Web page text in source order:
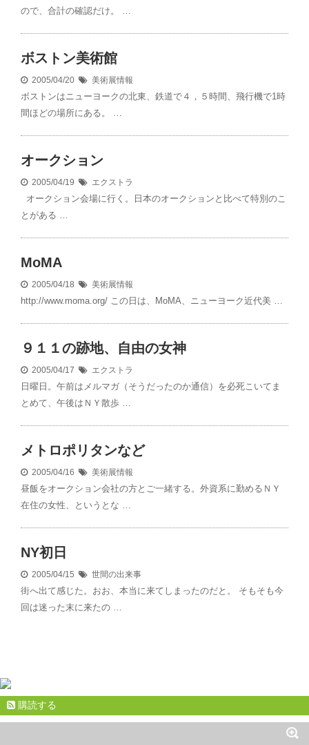
ので、合計の確認だけ。 …
ボストン美術館
2005/04/20 美術展情報
ボストンはニューヨークの北東、鉄道で４，５時間、飛行機で1時
間ほどの場所にある。 …
オークション
2005/04/19 エクストラ
オークション会場に行く。日本のオークションと比べて特別のこ
とがある …
MoMA
2005/04/18 美術展情報
http://www.moma.org/ この日は、MoMA、ニューヨーク近代美 …
９１１の跡地、自由の女神
2005/04/17 エクストラ
日曜日。午前はメルマガ（そうだったのか通信）を必死こいてま
とめて、午後はＮＹ散歩 …
メトロポリタンなど
2005/04/16 美術展情報
昼飯をオークション会社の方とご一緒する。外資系に勤めるＮＹ
在住の女性、というとな …
NY初日
2005/04/15 世間の出来事
街へ出て感じた。おお、本当に来てしまったのだと。 そもそも今
回は迷った末に来たの …
購読する